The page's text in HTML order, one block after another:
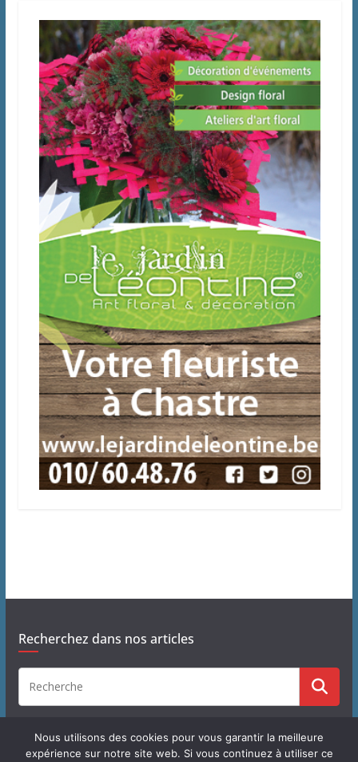
Recherchez dans nos articles
Nous utilisons des cookies pour vous garantir la meilleure
expérience sur notre site web. Si vous continuez à utiliser ce